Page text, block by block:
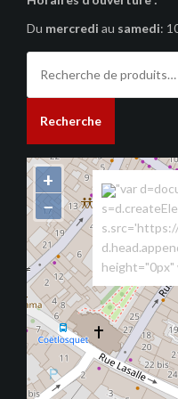
Du mercredi au samedi:
pour :
Recherche
"var
+
−